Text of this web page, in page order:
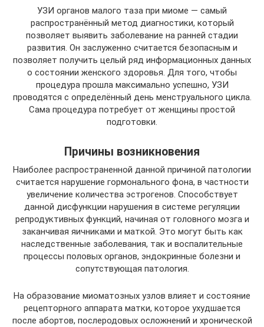
УЗИ органов малого таза при миоме — самый
распространённый метод диагностики, который
позволяет выявить заболевание на ранней стадии
развития. Он заслуженно считается безопасным и
позволяет получить целый ряд информационных данных
о состоянии женского здоровья. Для того, чтобы
процедура прошла максимально успешно, УЗИ
проводятся с определённый день менструального цикла.
Сама процедура потребует от женщины простой
подготовки.
Причины возникновения
Наиболее распространенной данной причиной патологии
считается нарушение гормонального фона, в частности
увеличение количества эстрогенов. Способствует
данной дисфункции нарушения в системе регуляции
репродуктивных функций, начиная от головного мозга и
заканчивая яичниками и маткой. Это могут быть как
наследственные заболевания, так и воспалительные
процессы половых органов, эндокринные болезни и
сопутствующая патология.
На образование миоматозных узлов влияет и состояние
рецепторного аппарата матки, которое ухудшается
после абортов, послеродовых осложнений и хронической